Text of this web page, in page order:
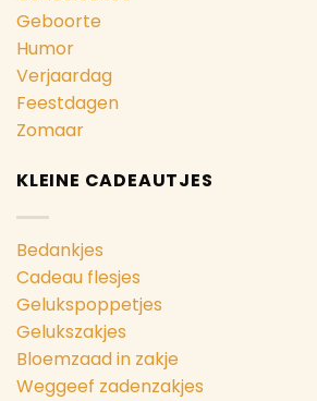
Geboorte
Humor
Verjaardag
Feestdagen
Zomaar
KLEINE CADEAUTJES
Bedankjes
Cadeau flesjes
Gelukspoppetjes
Gelukszakjes
Bloemzaad in zakje
Weggeef zadenzakjes